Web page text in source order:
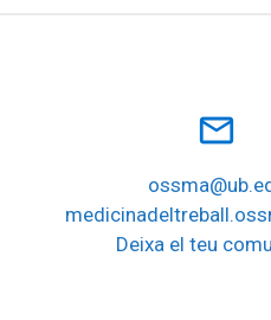
mail_outline
Deixa el teu